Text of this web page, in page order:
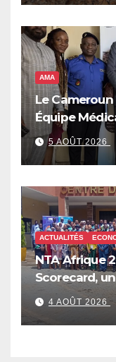
millions de
alimentaire
AMA
Le
Équipe
5 AOÛT 2026
ACTUALITÉS
NTA Afrique
Scorecard,
les dépenses
4 AOÛT 2026